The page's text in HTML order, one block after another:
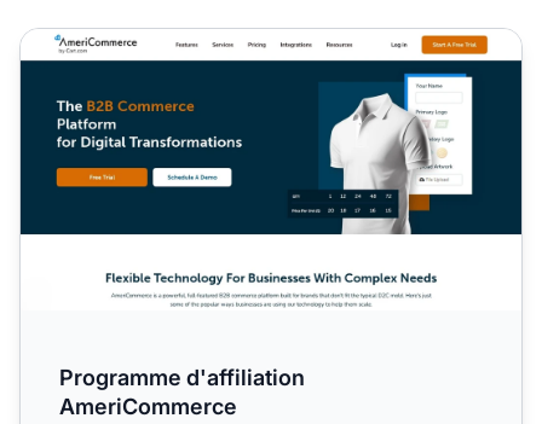
Programme d'affiliation AmeriCommerce
Programme d'affiliation
AmeriCommerce